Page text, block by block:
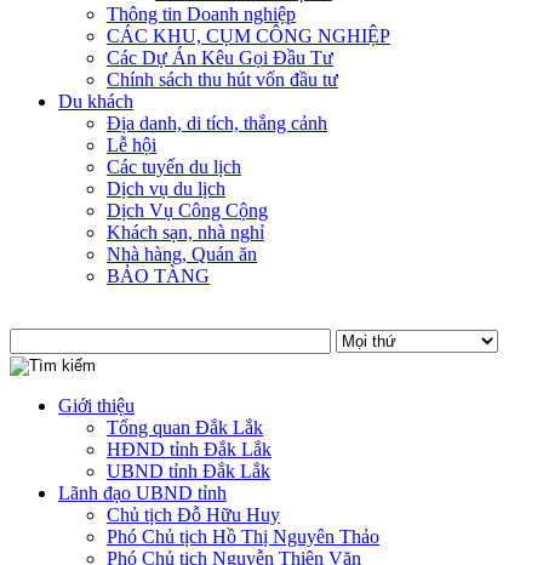
Thông tin Doanh nghiệp
CÁC KHU, CỤM CÔNG NGHIỆP
Các Dự Án Kêu Gọi Đầu Tư
Chính sách thu hút vốn đầu tư
Du khách
Địa danh, di tích, thắng cảnh
Lễ hội
Các tuyến du lịch
Dịch vụ du lịch
Dịch Vụ Công Cộng
Khách sạn, nhà nghỉ
Nhà hàng, Quán ăn
BẢO TÀNG
Giới thiệu
Tổng quan Đắk Lắk
HĐND tỉnh Đắk Lắk
UBND tỉnh Đắk Lắk
Lãnh đạo UBND tỉnh
Chủ tịch Đỗ Hữu Huy
Phó Chủ tịch Hồ Thị Nguyên Thảo
Phó Chủ tịch Nguyễn Thiên Văn